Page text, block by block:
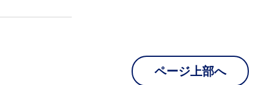
ページ上部へ